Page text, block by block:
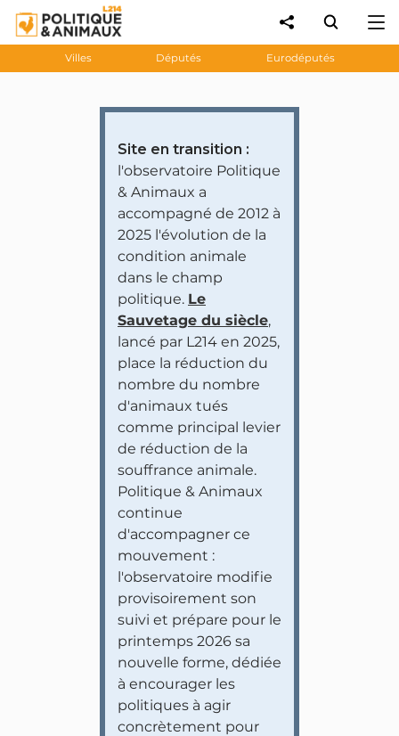
Villes Députés Eurodéputés
Site en transition :
l'observatoire Politique
& Animaux a
accompagné de 2012 à
2025 l'évolution de la
condition animale
dans le champ
politique. Le
Sauvetage du siècle,
lancé par L214 en 2025,
place la réduction du
nombre du nombre
d'animaux tués
comme principal levier
de réduction de la
souffrance animale.
Politique & Animaux
continue
d'accompagner ce
mouvement :
l'observatoire modifie
provisoirement son
suivi et prépare pour le
printemps 2026 sa
nouvelle forme, dédiée
à encourager les
politiques à agir
concrètement pour